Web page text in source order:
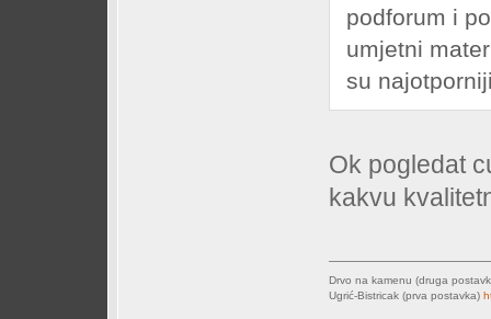
podforum i
umjetni
su
Ok pogledat
kakvu
Drvo na kamenu (druga
Ugrić-Bistricak (prva postavka)